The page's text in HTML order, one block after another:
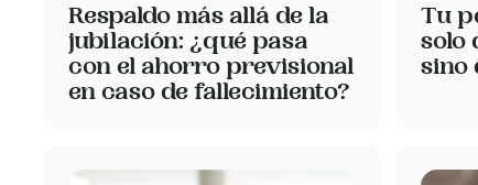
Respaldo más allá de la
jubilación: ¿qué pasa
con el ahorro previsional
en caso de fallecimiento?
Tu
solo
sino